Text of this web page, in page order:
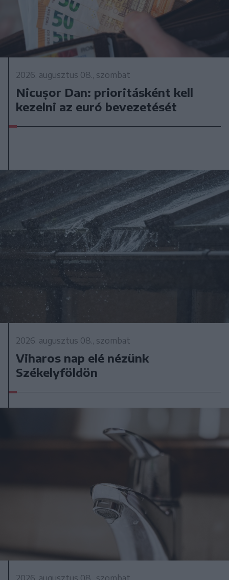
2026. augusztus 08., szombat
Nicușor Dan: prioritásként kell
kezelni az euró bevezetését
2026. augusztus 08., szombat
Viharos nap elé nézünk
Székelyföldön
2026. augusztus 08., szombat